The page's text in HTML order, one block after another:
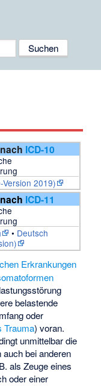
ICD-10
2019)
ICD-11
• Deutsch
Erkrankungen
belastende
oder
Trauma) voran.
unmittelbar die
bei anderen
als Zeuge eines
oder einer